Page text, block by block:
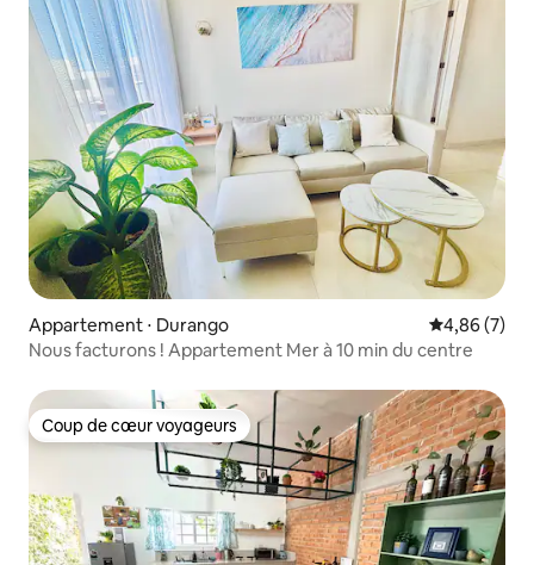
Appartement ⋅ Durango Évaluation
4,86 (7)
Nous facturons ! Appartement Mer à 10 min du centre
Coup de cœur voyageurs
Coup de cœur voyageurs